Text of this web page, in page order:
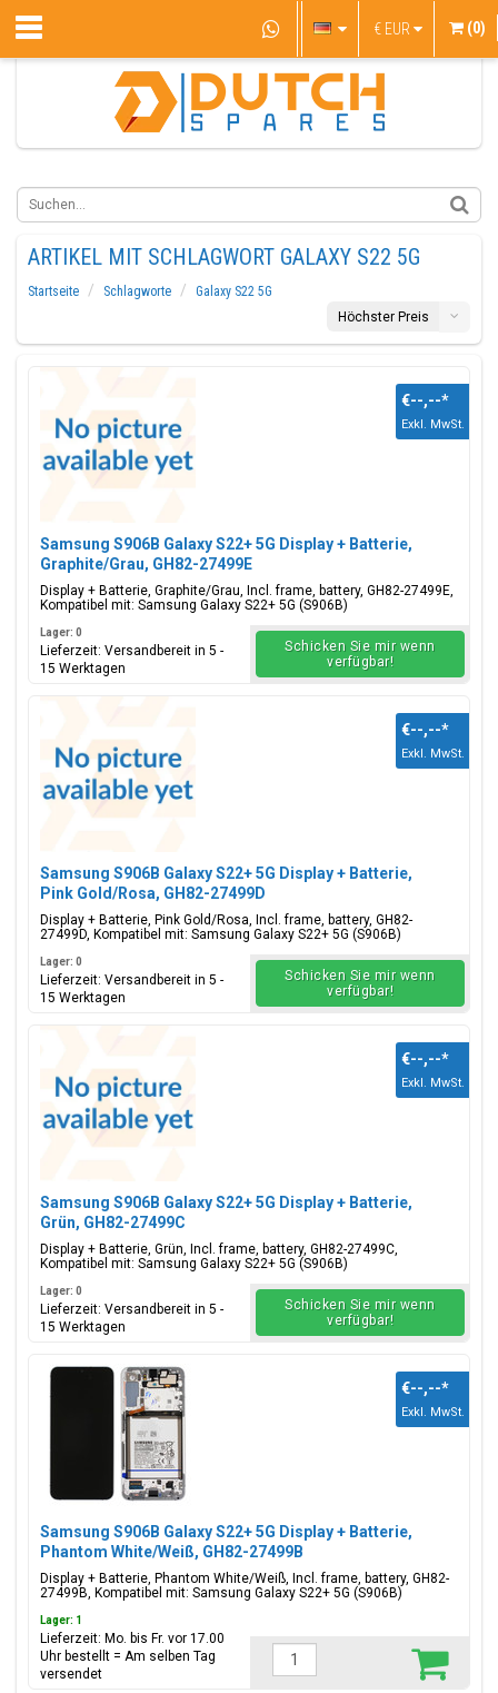
€ EUR (0)
ARTIKEL MIT SCHLAGWORT GALAXY S22 5G
Startseite Schlagworte
Galaxy S22 5G
Höchster Preis
Samsung S906B Galaxy S22+ 5G Display + Batterie,
Graphite/Grau, GH82-27499E
Display + Batterie, Graphite/Grau, Incl. frame, battery, GH82-27499E,
Kompatibel mit: Samsung Galaxy S22+ 5G (S906B)
€--,--*
Exkl. MwSt.
Lager: 0
Lieferzeit: Versandbereit in 5 -
15 Werktagen
Schicken Sie mir wenn
verfügbar!
Samsung S906B Galaxy S22+ 5G Display + Batterie,
Pink Gold/Rosa, GH82-27499D
Display + Batterie, Pink Gold/Rosa, Incl. frame, battery, GH82-
27499D, Kompatibel mit: Samsung Galaxy S22+ 5G (S906B)
€--,--*
Exkl. MwSt.
Lager: 0
Lieferzeit: Versandbereit in 5 -
15 Werktagen
Schicken Sie mir wenn
verfügbar!
Samsung S906B Galaxy S22+ 5G Display + Batterie,
Grün, GH82-27499C
Display + Batterie, Grün, Incl. frame, battery, GH82-27499C,
Kompatibel mit: Samsung Galaxy S22+ 5G (S906B)
€--,--*
Exkl. MwSt.
Lager: 0
Lieferzeit: Versandbereit in 5 -
15 Werktagen
Schicken Sie mir wenn
verfügbar!
Samsung S906B Galaxy S22+ 5G Display + Batterie,
Phantom White/Weiß, GH82-27499B
Display + Batterie, Phantom White/Weiß, Incl. frame, battery, GH82-
27499B, Kompatibel mit: Samsung Galaxy S22+ 5G (S906B)
€--,--*
Exkl. MwSt.
Lager: 1
Lieferzeit: Mo. bis Fr. vor 17.00
Uhr bestellt = Am selben Tag
versendet